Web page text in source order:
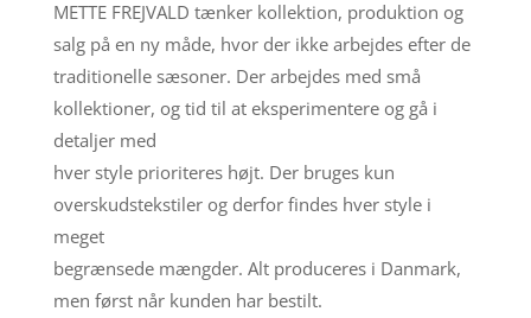
METTE FREJVALD tænker kollektion, produktion og
salg på en ny måde, hvor der ikke arbejdes efter de
traditionelle sæsoner. Der arbejdes med små
kollektioner, og tid til at eksperimentere og gå i
detaljer med
hver style prioriteres højt. Der bruges kun
overskudstekstiler og derfor findes hver style i
meget
begrænsede mængder. Alt produceres i Danmark,
men først når kunden har bestilt.